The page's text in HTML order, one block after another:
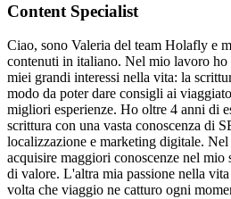
Content Specialist
Ciao, sono Valeria del team Holafly e
contenuti in italiano. Nel mio lavoro
miei grandi interessi nella vita: la
modo da poter dare consigli ai
migliori esperienze. Ho oltre 4 anni di
scrittura con una vasta conoscenza di
localizzazione e marketing digitale.
acquisire maggiori conoscenze nel mio
di valore. L'altra mia passione nella
volta che viaggio ne catturo ogni